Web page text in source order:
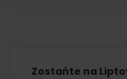
Zostaňte na